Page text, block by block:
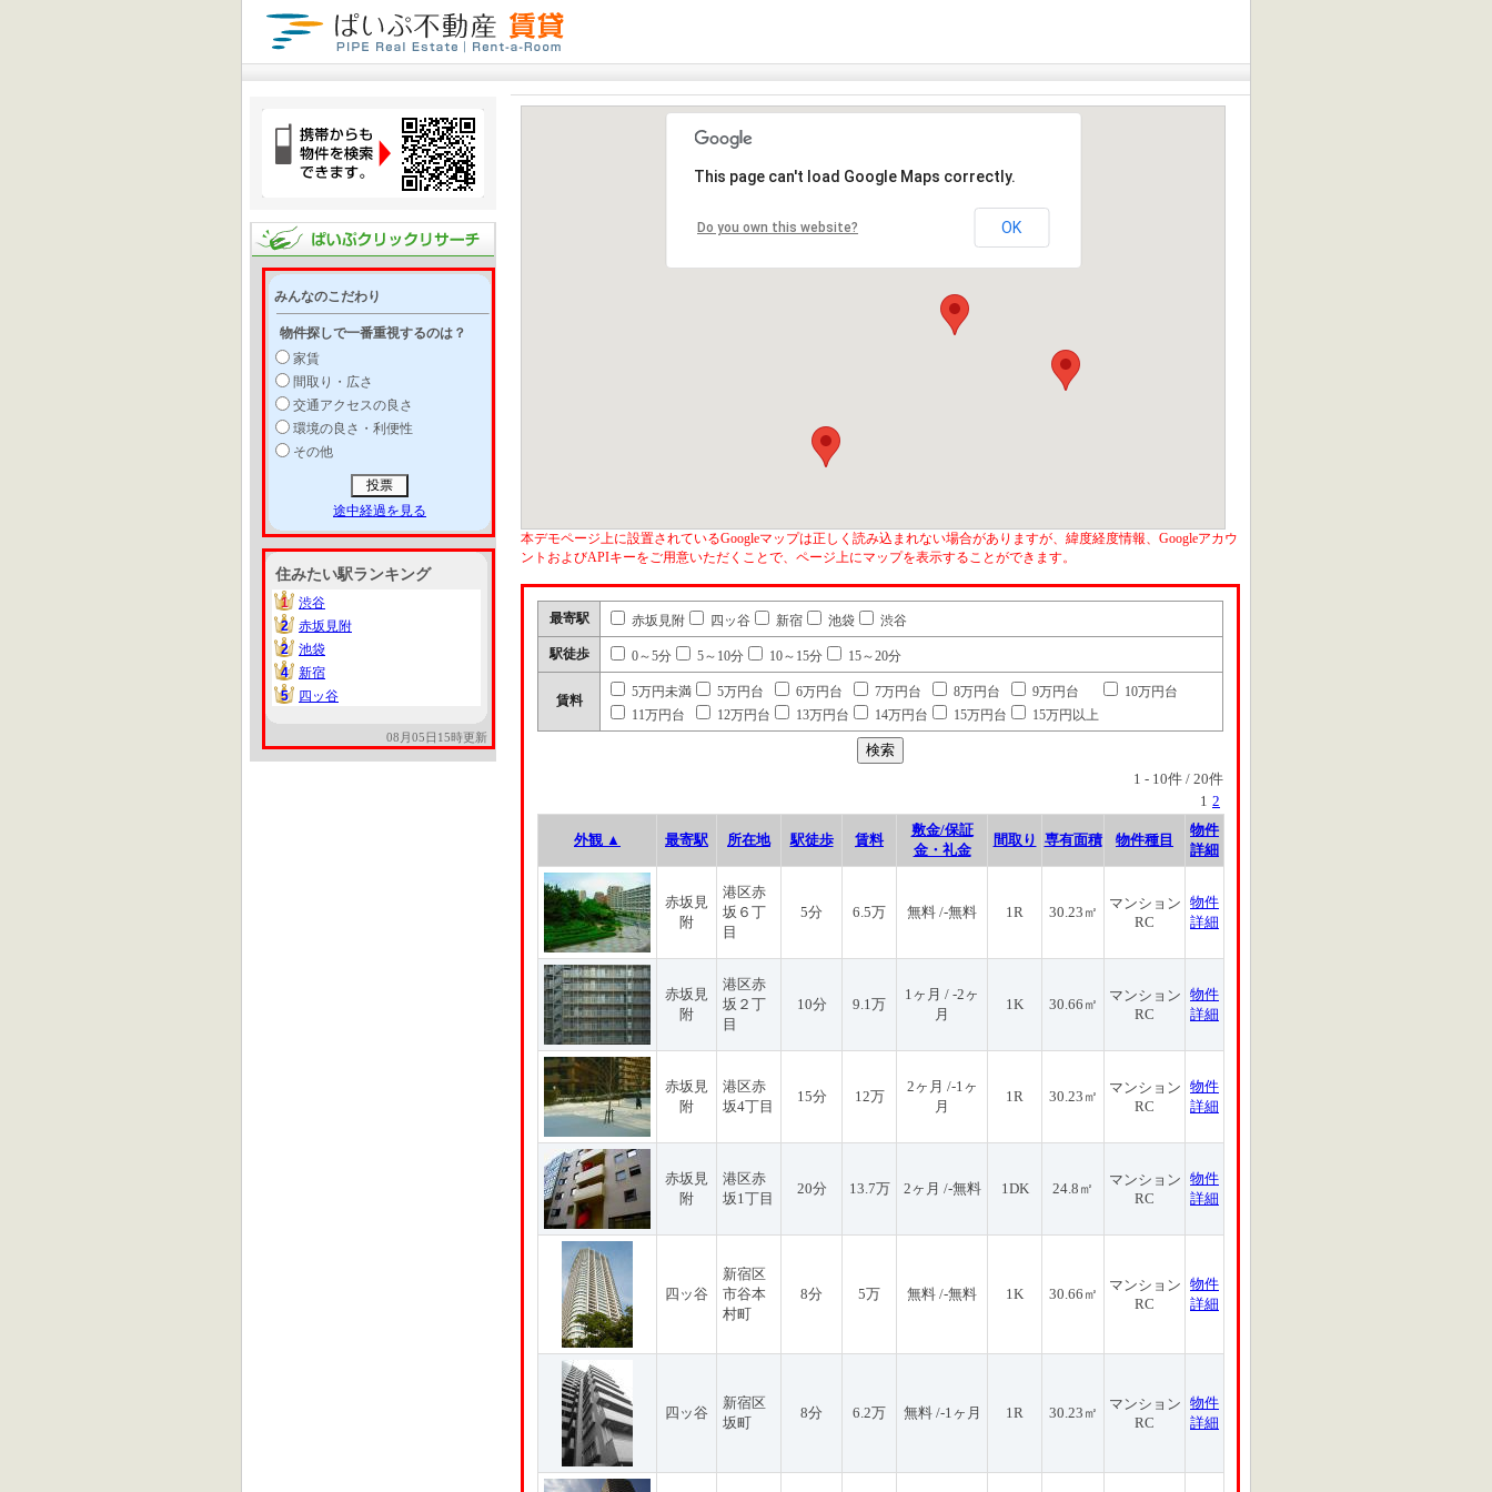
みんなのこだわり
物件探しで一番重視するのは？
家賃
間取り・広さ
交通アクセスの良さ
環境の良さ・利便性
その他
途中経過を見る
住みたい駅ランキング
1
1
渋谷
2
2
赤坂見附
2
2
池袋
4
4
新宿
5
5 四ッ谷
08月05日15時更新
This page can't load Google Maps correctly.
Do you own this website? OK
本デモページ上に設置されているGoogleマップは正しく読み込まれない場合がありますが、緯度経度情報、Googleアカウ
ントおよびAPIキーをご用意いただくことで、ページ上にマップを表示することができます。
最寄駅 赤坂見附 四ッ谷 新宿 池袋 渋谷
駅徒歩 0～5分 5～10分 10～15分 15～20分
賃料
5万円未満 5万円台 6万円台 7万円台 8万円台 9万円台
10万円台
11万円台
12万円台 13万円台 14万円台 15万円台 15万円以上
1 - 10件 / 20件
1 2
外観 ▲ 最寄駅 所在地 駅徒歩 賃料
敷金/保証
金・礼金
間取り 専有面積 物件種目
物件
詳細
赤坂見
附
港区赤
坂６丁
目
5分 6.5万 無料 /-無料 1R 30.23㎡
マンション
RC
物件
詳細
赤坂見
附
港区赤
坂２丁
目
10分 9.1万
1ヶ月 / -2ヶ
月
1K 30.66㎡
マンション
RC
物件
詳細
赤坂見
附
港区赤
坂4丁目
15分 12万
2ヶ月 /-1ヶ
月
1R 30.23㎡
マンション
RC
物件
詳細
赤坂見
附
港区赤
坂1丁目
20分 13.7万 2ヶ月 /-無料 1DK 24.8㎡
マンション
RC
物件
詳細
四ッ谷
新宿区
市谷本
村町
8分 5万 無料 /-無料 1K 30.66㎡
マンション
RC
物件
詳細
四ッ谷
新宿区
坂町
8分 6.2万 無料 /-1ヶ月 1R 30.23㎡
マンション
RC
物件
詳細